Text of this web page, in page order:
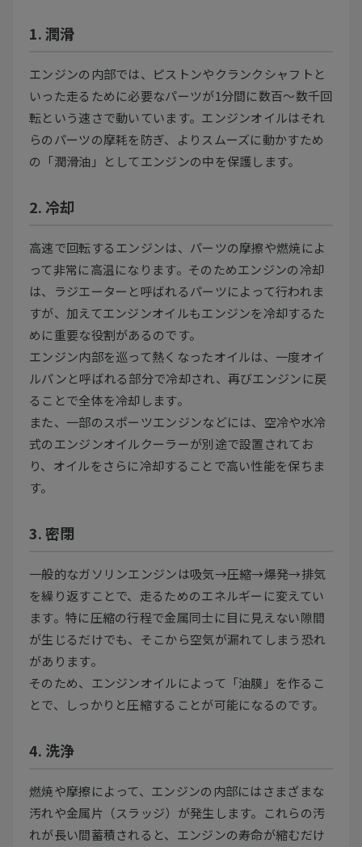
1. 潤滑
エンジンの内部では、ピストンやクランクシャフトと
いった走るために必要なパーツが1分間に数百～数千回
転という速さで動いています。エンジンオイルはそれ
らのパーツの摩耗を防ぎ、よりスムーズに動かすため
の「潤滑油」としてエンジンの中を保護します。
2. 冷却
高速で回転するエンジンは、パーツの摩擦や燃焼によ
って非常に高温になります。そのためエンジンの冷却
は、ラジエーターと呼ばれるパーツによって行われま
すが、加えてエンジンオイルもエンジンを冷却するた
めに重要な役割があるのです。
エンジン内部を巡って熱くなったオイルは、一度オイ
ルパンと呼ばれる部分で冷却され、再びエンジンに戻
ることで全体を冷却します。
また、一部のスポーツエンジンなどには、空冷や水冷
式のエンジンオイルクーラーが別途で設置されてお
り、オイルをさらに冷却することで高い性能を保ちま
す。
3. 密閉
一般的なガソリンエンジンは吸気→圧縮→爆発→排気
を繰り返すことで、走るためのエネルギーに変えてい
ます。特に圧縮の行程で金属同士に目に見えない隙間
が生じるだけでも、そこから空気が漏れてしまう恐れ
があります。
そのため、エンジンオイルによって「油膜」を作るこ
とで、しっかりと圧縮することが可能になるのです。
4. 洗浄
燃焼や摩擦によって、エンジンの内部にはさまざまな
汚れや金属片（スラッジ）が発生します。これらの汚
れが長い間蓄積されると、エンジンの寿命が縮むだけ